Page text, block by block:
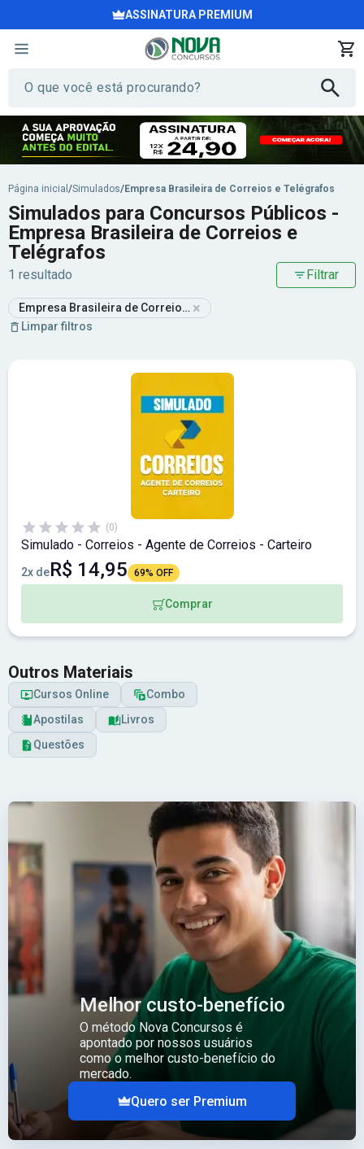
ASSINATURA PREMIUM
Página inicial /Simulados/Empresa Brasileira de Correios e Telégrafos
Simulados para Concursos Públicos -
Empresa Brasileira de Correios e
Telégrafos
1 resultado Filtrar
Empresa Brasileira de Correios e Telégrafos
×
Limpar filtros
(0)
Simulado - Correios - Agente de Correios - Carteiro
2x deR$ 14,95 69% OFF
Comprar
Outros Materiais
Cursos Online
Combo
Apostilas
Livros
Questões
Melhor custo-benefício
O método Nova Concursos é
apontado por nossos usuários
como o melhor custo-benefício do
mercado.
Quero ser Premium